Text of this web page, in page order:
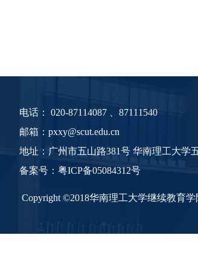
电话： 020-87114087 、87111540
邮箱：pxxy@scut.edu.cn
地址：广州市五山路381号 华南理工大学
备案号： 粤ICP备05084312号
Copyright ©2018华南理工大学继续教育学